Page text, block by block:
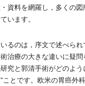
資料を網羅し，多くの図
います。
るのは，序文で述べられ
治療の大きな違いに疑問
究と郭清手術がどのよ
ことです。欧米の胃癌外